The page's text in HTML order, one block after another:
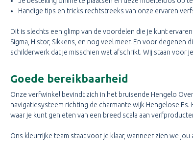
Handige tips en tricks rechtstreeks van onze ervaren
Dit is slechts een glimp van de voordelen die je kunt
Sigma, Histor, Sikkens, en nog veel meer. En voor
schilderwerk dat je misschien wat afschrikt. Wij staan voor
Goede bereikbaarheid
Onze verfwinkel bevindt zich in het bruisende Hengelo
navigatiesysteem richting de charmante wijk Hengelose
waar je kunt genieten van een breed scala aan
Ons kleurrijke team staat voor je klaar, wanneer zien we